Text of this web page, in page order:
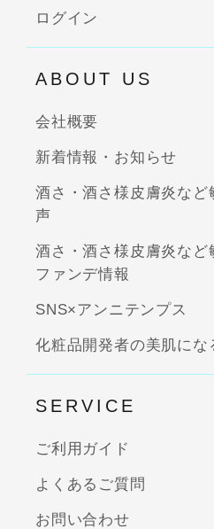
ログイン
ABOUT US
会社概要
新着情報・お知らせ
酒さ・酒さ様皮膚炎な
声
酒さ・酒さ様皮膚炎など
ファンデ情報
SNS×アンニテンプス
化粧品開発者の美肌にな
SERVICE
ご利用ガイド
よくあるご質問
お問い合わせ